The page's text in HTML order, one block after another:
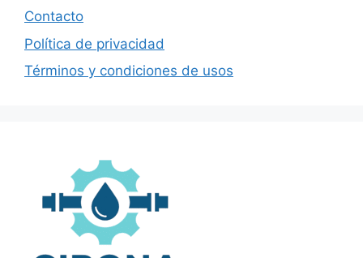
Contacto
Política de privacidad
Términos y condiciones de usos